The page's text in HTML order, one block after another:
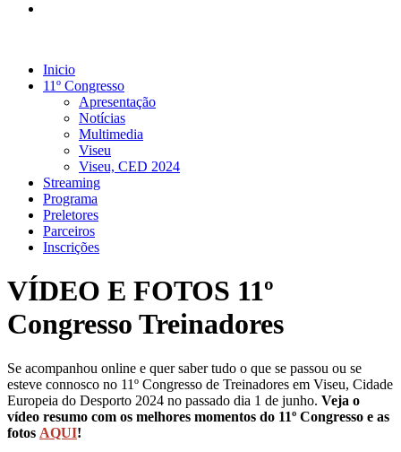
Inicio
11º Congresso
Apresentação
Notícias
Multimedia
Viseu
Viseu, CED 2024
Streaming
Programa
Preletores
Parceiros
Inscrições
VÍDEO E FOTOS 11º
Congresso Treinadores
Se acompanhou online e quer saber tudo o que se passou ou se
esteve connosco no 11º Congresso de Treinadores em Viseu, Cidade
Europeia do Desporto 2024 no passado dia 1 de junho. Veja o
vídeo resumo com os melhores momentos do 11º Congresso e as
fotos AQUI!